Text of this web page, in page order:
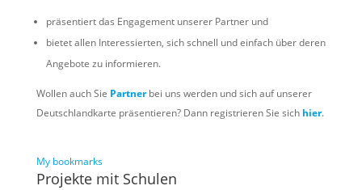
präsentiert das Engagement unserer Partner und
bietet allen Interessierten, sich schnell und einfach über deren
Angebote zu informieren.
Wollen auch Sie Partnerbei uns werden und sich auf unserer
Deutschlandkarte präsentieren? Dann registrieren Sie sich hier.
My bookmarks
Projekte mit Schulen